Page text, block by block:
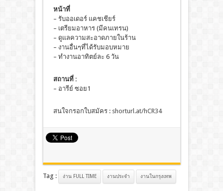
หน้าที่
– รับออเดอร์ แคชเชียร์
– เตรียมอาหาร (มีคนเทรน)
– ดูแลความสะอาดภายในร้าน
– งานอื่นๆที่ได้รับมอบหมาย
– ทำงานอาทิตย์ละ 6 วัน
สถานที่ :
– อารีย์ ซอย1
สนใจกรอกใบสมัคร : shorturl.at/hCR34
Tag : ง่าน FULL TIME งานประจํา งานในกรุงเทพ